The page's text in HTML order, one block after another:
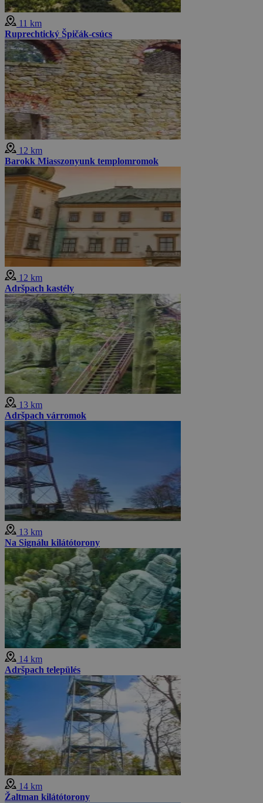
11 km
Ruprechtický Špičák-csúcs
12 km
Barokk Miasszonyunk templomromok
12 km
Adršpach kastély
13 km
Adršpach várromok
13 km
Na Signálu kilátótorony
14 km
Adršpach település
14 km
Žaltman kilátótorony